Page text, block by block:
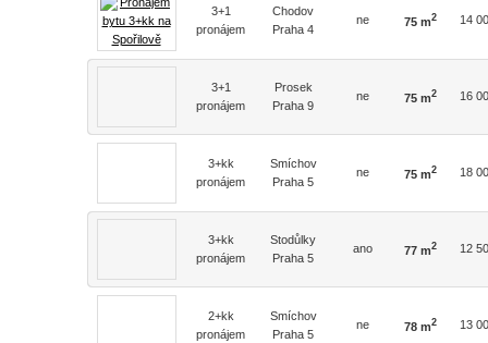
3+1
pronájem
Chodov
Praha 4
ne 75 m2 14
3+1
pronájem
Prosek
Praha 9
ne 75 m2 16
3+kk
pronájem
Smíchov
Praha 5
ne 75 m2 18
3+kk
pronájem
Stodůlky
Praha 5
ano 77 m2 12
2+kk
pronájem
Smíchov
Praha 5
ne 78 m2 13